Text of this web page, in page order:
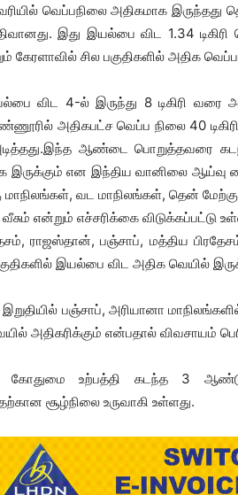
வெப்பநிலை அதிகமாக இருந்தது
இது இயல்பை விட 1.34
கேரளாவில் சில பகுதிகளில் அதிக
விட 4-ல் இருந்து 8 டிகிரி
அதிகபட்ச வெப்ப நிலை 40
ஆண்டை பொறுத்தவரை
இருக்கும் என இந்திய வானிலை ஆய்வு
மாநிலங்கள், வட மாநிலங்கள், தென்
என்றும் எச்சரிக்கை விடுக்கப்பட்டு
ராஜஸ்தான், பஞ்சாப், மத்திய
இயல்பை விட அதிக வெயில்
இறுதியில் பஞ்சாப், அரியானா
அதிகரிக்கும் என்பதால் விவசாயம்
கோதுமை உற்பத்தி கடந்த 3
சூழ்நிலை உருவாகி உள்ளது.